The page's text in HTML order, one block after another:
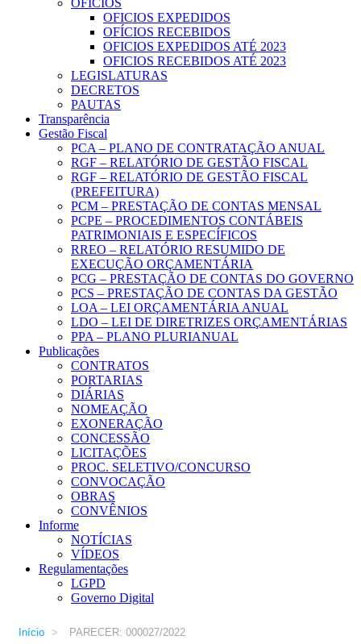
OFICIOS
OFICIOS EXPEDIDOS
OFÍCIOS RECEBIDOS
OFICIOS EXPEDIDOS ATÉ 2023
OFICIOS RECEBIDOS ATÉ 2023
LEGISLATURAS
DECRETOS
PAUTAS
Transparência
Gestão Fiscal
PCA – PLANO DE CONTRATAÇÃO ANUAL
RGF – RELATÓRIO DE GESTÃO FISCAL
RGF – RELATÓRIO DE GESTÃO FISCAL
(PREFEITURA)
PCM – PRESTAÇÃO DE CONTAS MENSAL
PCPE – PROCEDIMENTOS CONTÁBEIS
PATRIMONIAIS E ESPECÍFICOS
RREO – RELATÓRIO RESUMIDO DE
EXECUÇÃO ORÇAMENTÁRIA
PCG – PRESTAÇÃO DE CONTAS DO GOVERNO
PCS – PRESTAÇÃO DE CONTAS DA GESTÃO
LOA – LEI ORÇAMENTÁRIA ANUAL
LDO – LEI DE DIRETRIZES ORÇAMENTÁRIAS
PPA – PLANO PLURIANUAL
Publicações
CONTRATOS
PORTARIAS
DIÁRIAS
NOMEAÇÃO
EXONERAÇÃO
CONCESSÃO
LICITAÇÕES
PROC. SELETIVO/CONCURSO
CONVOCAÇÃO
OBRAS
CONVÊNIOS
Informe
NOTÍCIAS
VÍDEOS
Regulamentações
LGPD
Governo Digital
Início > PARECER: 000027/2022